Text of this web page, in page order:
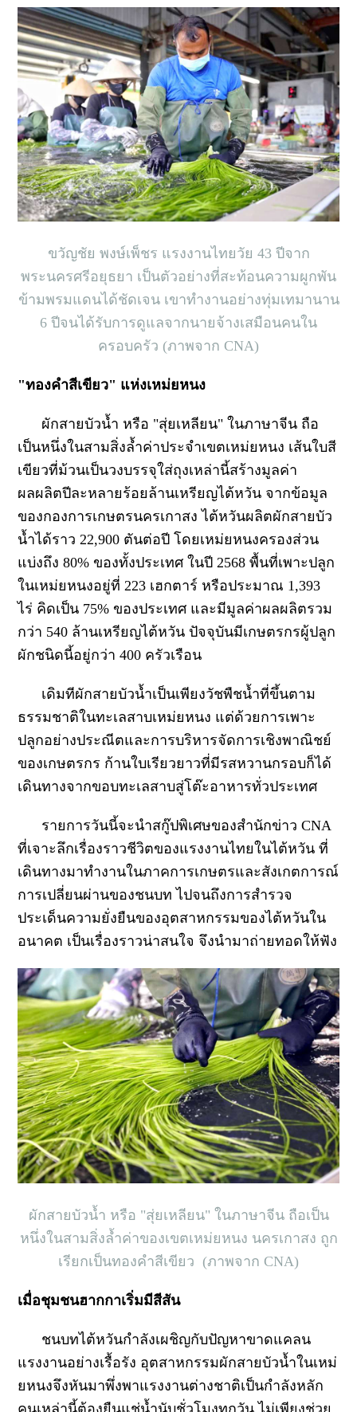
ขวัญชัย พงษ์เพ็ชร แรงงานไทยวัย 43 ปีจาก
พระนครศรีอยุธยา เป็นตัวอย่างที่สะท้อนความผูกพัน
ข้ามพรมแดนได้ชัดเจน เขาทำงานอย่างทุ่มเทมานาน
6 ปีจนได้รับการดูแลจากนายจ้างเสมือนคนใน
ครอบครัว (ภาพจาก CNA)
"ทองคำสีเขียว" แห่งเหม่ยหนง
ผักสายบัวน้ำ หรือ "สุ่ยเหลียน" ในภาษาจีน ถือ
เป็นหนึ่งในสามสิ่งล้ำค่าประจำเขตเหม่ยหนง เส้นใบสี
เขียวที่ม้วนเป็นวงบรรจุใส่ถุงเหล่านี้สร้างมูลค่า
ผลผลิตปีละหลายร้อยล้านเหรียญไต้หวัน จากข้อมูล
ของกองการเกษตรนครเกาสง ไต้หวันผลิตผักสายบัว
น้ำได้ราว 22,900 ตันต่อปี โดยเหม่ยหนงครองส่วน
แบ่งถึง 80% ของทั้งประเทศ ในปี 2568 พื้นที่เพาะปลูก
ในเหม่ยหนงอยู่ที่ 223 เฮกตาร์ หรือประมาณ 1,393
ไร่ คิดเป็น 75% ของประเทศ และมีมูลค่าผลผลิตรวม
กว่า 540 ล้านเหรียญไต้หวัน ปัจจุบันมีเกษตรกรผู้ปลูก
ผักชนิดนี้อยู่กว่า 400 ครัวเรือน
เดิมทีผักสายบัวน้ำเป็นเพียงวัชพืชน้ำที่ขึ้นตาม
ธรรมชาติในทะเลสาบเหม่ยหนง แต่ด้วยการเพาะ
ปลูกอย่างประณีตและการบริหารจัดการเชิงพาณิชย์
ของเกษตรกร ก้านใบเรียวยาวที่มีรสหวานกรอบก็ได้
เดินทางจากขอบทะเลสาบสู่โต๊ะอาหารทั่วประเทศ
รายการวันนี้จะนำสกู๊ปพิเศษของสำนักข่าวCNA
ที่เจาะลึกเรื่องราวชีวิตของแรงงานไทยในไต้หวัน ที่
เดินทางมาทำงานในภาคการเกษตรและสังเกตการณ์
การเปลี่ยนผ่านของชนบท ไปจนถึงการสำรวจ
ประเด็นความยั่งยืนของอุตสาหกรรมของไต้หวันใน
อนาคต เป็นเรื่องราวน่าสนใจ จึงนำมาถ่ายทอดให้ฟัง
ผักสายบัวน้ำ หรือ "สุ่ยเหลียน" ในภาษาจีน ถือเป็น
หนึ่งในสามสิ่งล้ำค่าของเขตเหม่ยหนง นครเกาสง ถูก
เรียกเป็นทองคำสีเขียว (ภาพจาก CNA)
เมื่อชุมชนฮากกาเริ่มมีสีสัน
ชนบทไต้หวันกำลังเผชิญกับปัญหาขาดแคลน
แรงงานอย่างเรื้อรัง อุตสาหกรรมผักสายบัวน้ำในเหม่
ยหนงจึงหันมาพึ่งพาแรงงานต่างชาติเป็นกำลังหลัก
คนเหล่านี้ต้องยืนแช่น้ำนับชั่วโมงทุกวัน ไม่เพียงช่วย